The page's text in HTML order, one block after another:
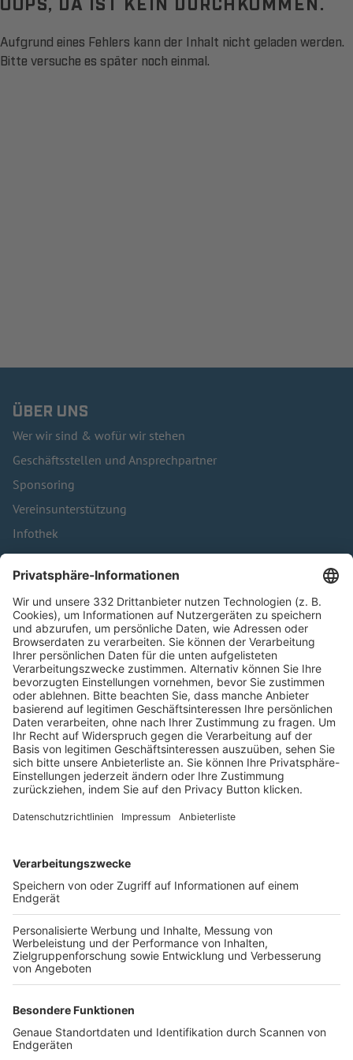
Aufgrund eines Fehlers kann der Inhalt nicht geladen werden.
Bitte versuche es später noch einmal.
ÜBER UNS
Wer wir sind & wofür wir stehen
Geschäftsstellen und Ansprechpartner
Sponsoring
Vereinsunterstützung
Infothek
Kontakt
HÄUFIG BESUCHTE SEITEN
Pässe und Vereinswechsel
Trainerausbildung
Schulungsangebot Vereinsmitarbeiter
BFV-Geschäftsstellen
Trainerbörse
Login SpielPlus
FOLGE DEM BFV
TOP-VEREINE
TOP-PARTNER